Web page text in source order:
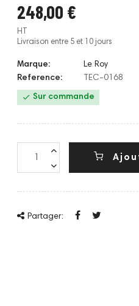
248,00 €
HT
Livraison entre 5 et 10 jours
Marque:
Le Roy
Reference:
TEC-0168
 Sur commande
Partager: